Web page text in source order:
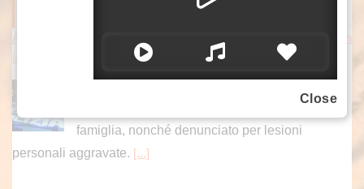
Aggredisce la moglie e accoltella il figlio, arrestato 48enne a Isch
ia
precedenti di polizia, per maltrattamenti in
famiglia, nonché denunciato per lesioni
personali aggravate. [...]
Close